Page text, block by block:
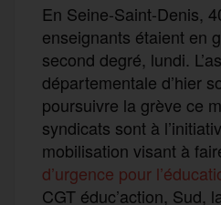
En Seine-Saint-Denis,
enseignants étaient en
second degré, lundi.
départementale d’hier
poursuivre la grève ce
syndicats sont à
mobilisation visant à
d’urgence pour
CGT éduc’action, Sud,